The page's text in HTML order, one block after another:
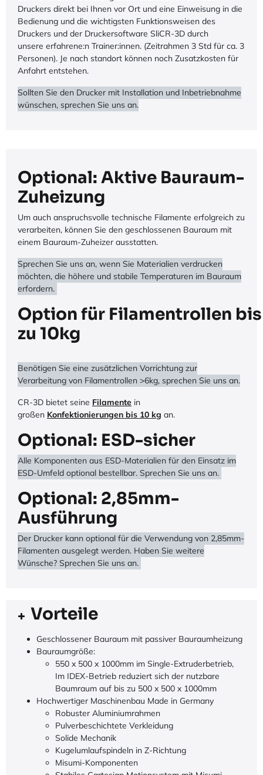
Druckers direkt bei Ihnen vor Ort und eine Einweisung in die
Bedienung und die wichtigsten Funktionsweisen des
Druckers und der Druckersoftware SliCR-3D durch
unsere erfahrene:n Trainer:innen. (Zeitrahmen 3 Std für ca. 3
Personen). Je nach standort können noch Zusatzkosten für
Anfahrt entstehen.
Sollten Sie den Drucker mit Installation und Inbetriebnahme
wünschen, sprechen Sie uns an.
Optional: Aktive Bauraum-
Zuheizung
Um auch anspruchsvolle technische Filamente erfolgreich zu
verarbeiten, können Sie den geschlossenen Bauraum mit
einem Bauraum-Zuheizer ausstatten.
Sprechen Sie uns an, wenn Sie Materialien verdrucken
möchten, die höhere und stabile Temperaturen im Bauraum
erfordern.
Option für Filamentrollen bis
zu 10kg
Benötigen Sie eine zusätzlichen Vorrichtung zur
Verarbeitung von Filamentrollen >6kg, sprechen Sie uns an.
CR-3D bietet seine Filamente in
großen Konfektionierungen bis 10 kg an.
Optional: ESD-sicher
Alle Komponenten aus ESD-Materialien für den Einsatz im
ESD-Umfeld optional bestellbar. Sprechen Sie uns an.
Optional: 2,85mm-
Ausführung
Der Drucker kann optional für die Verwendung von 2,85mm-
Filamenten ausgelegt werden. Haben Sie weitere
Wünsche? Sprechen Sie uns an.
Vorteile
Geschlossener Bauraum mit passiver Bauraumheizung
Bauraumgröße:
550 x 500 x 1000mm im Single-Extruderbetrieb,
Im IDEX-Betrieb reduziert sich der nutzbare
Baumraum auf bis zu 500 x 500 x 1000mm
Hochwertiger Maschinenbau Made in Germany
Robuster Aluminiumrahmen
Pulverbeschichtete Verkleidung
Solide Mechanik
Kugelumlaufspindeln in Z-Richtung
Misumi-Komponenten